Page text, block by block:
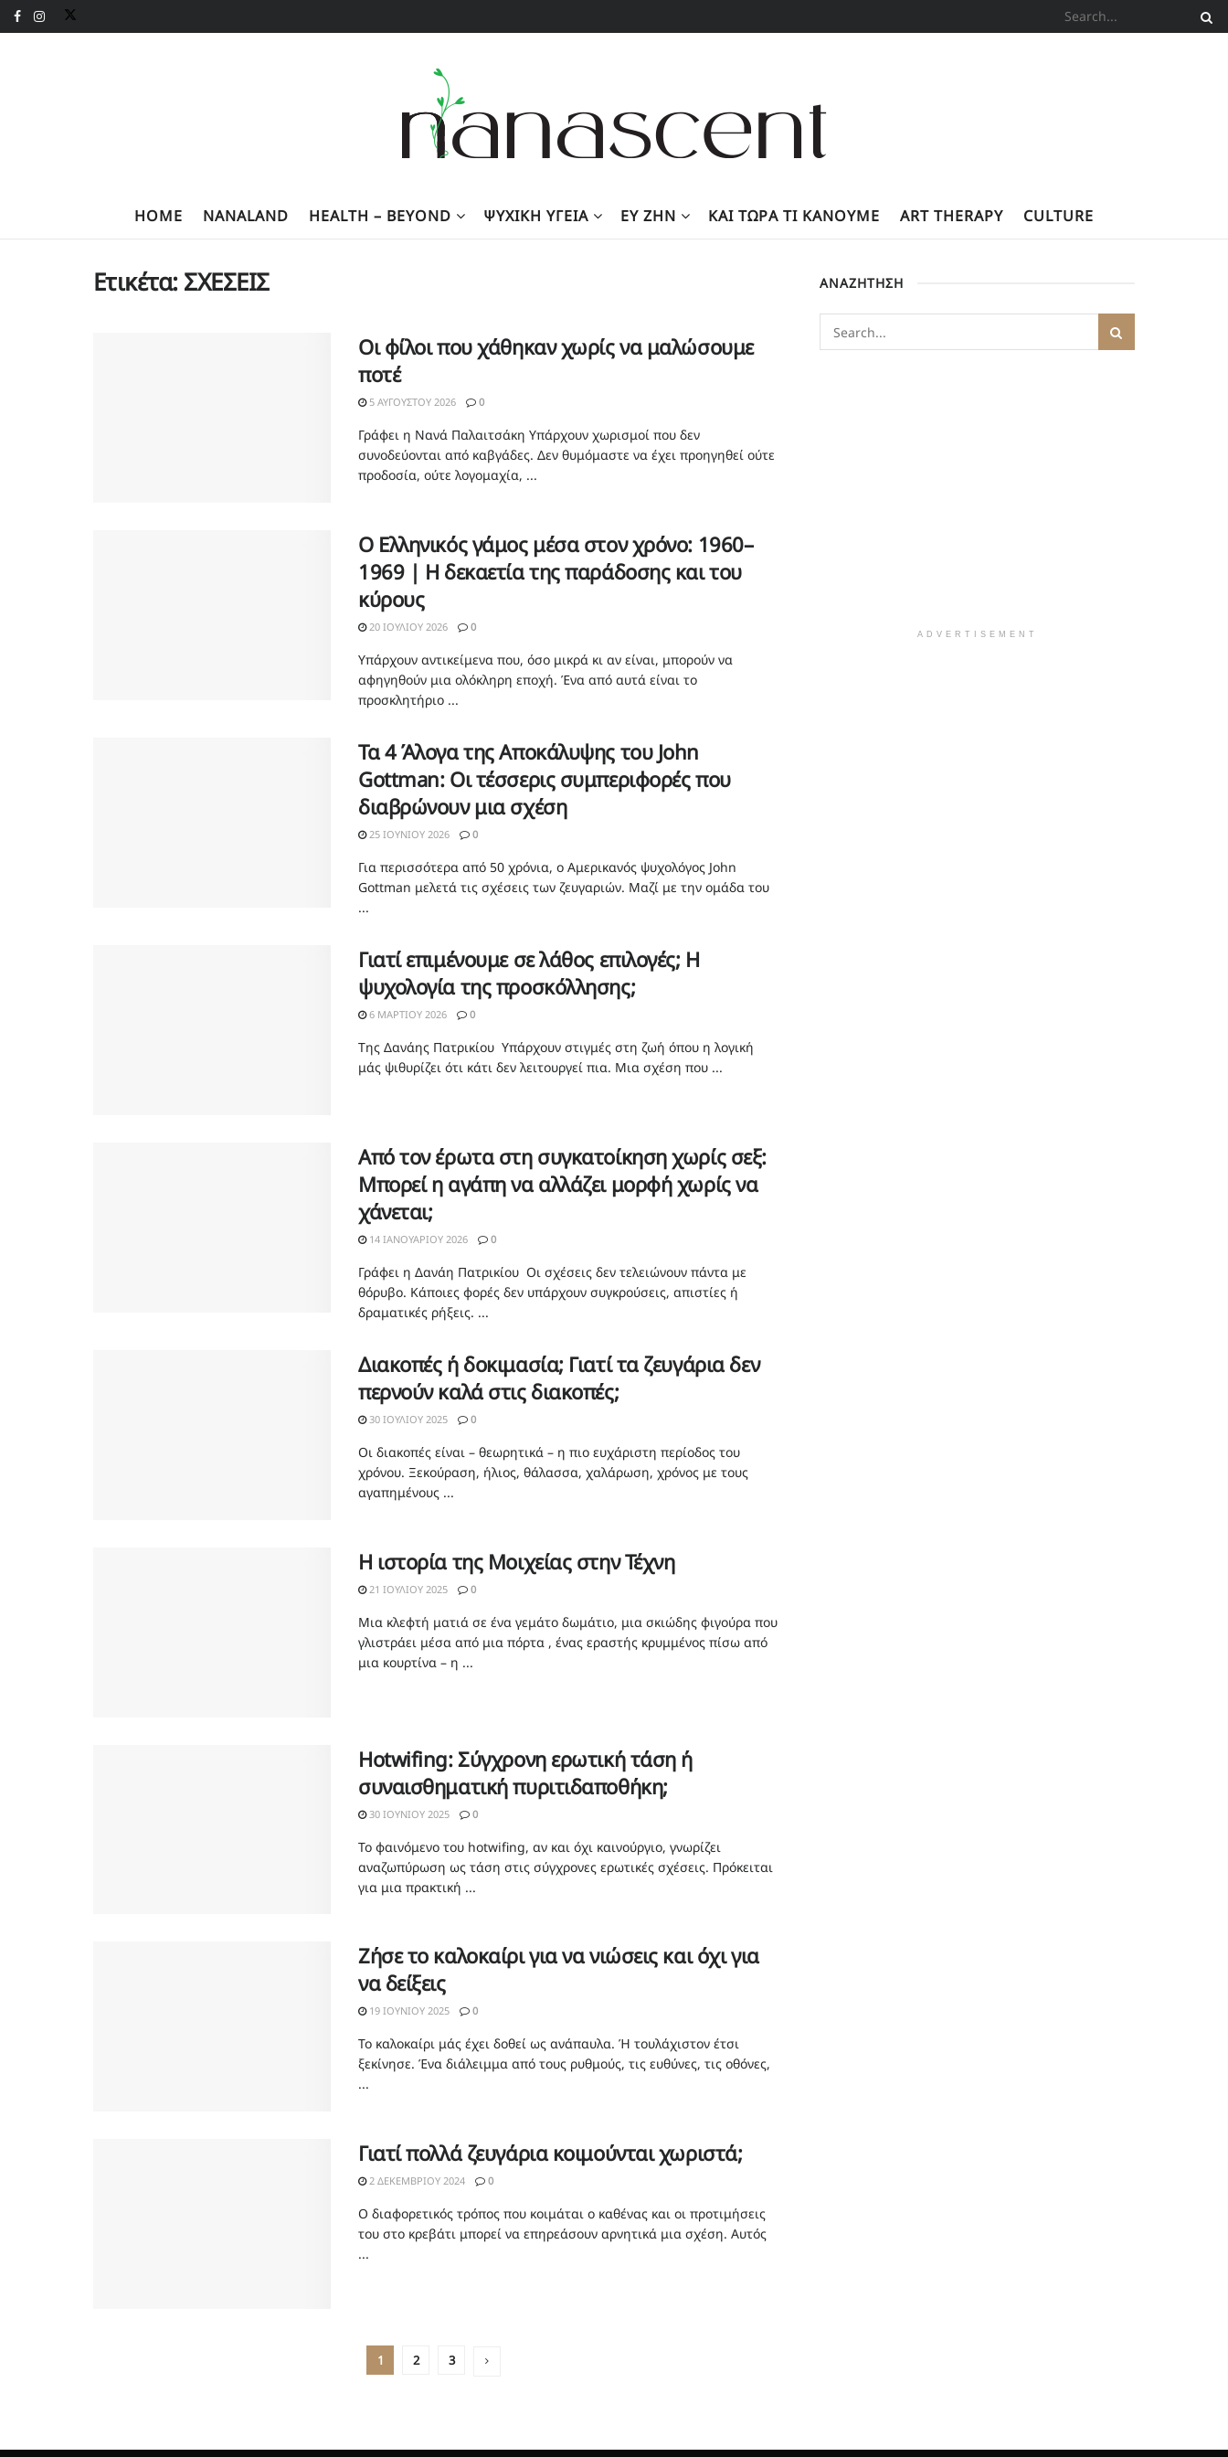
HOME NANALAND HEALTH – BEYOND ΨΥΧΙΚΉ ΥΓΕΊΑ ΕΥ ΖΗΝ KΑΙ ΤΏΡΑ ΤΙ ΚΆΝΟΥΜΕ ART THERAPY CULTURE
Ετικέτα: ΣΧΕΣΕΙΣ
Οι φίλοι που χάθηκαν χωρίς να μαλώσουμε
ποτέ
5 ΑΥΓΟΎΣΤΟΥ 2026 0
Γράφει η Νανά Παλαιτσάκη Υπάρχουν χωρισμοί που δεν
συνοδεύονται από καβγάδες. Δεν θυμόμαστε να έχει προηγηθεί ούτε
προδοσία, ούτε λογομαχία, ...
Ο Ελληνικός γάμος μέσα στον χρόνο: 1960–
1969 | Η δεκαετία της παράδοσης και του
κύρους
20 ΙΟΥΛΊΟΥ 2026 0
Υπάρχουν αντικείμενα που, όσο μικρά κι αν είναι, μπορούν να
αφηγηθούν μια ολόκληρη εποχή. Ένα από αυτά είναι το
προσκλητήριο ...
Τα 4 Άλογα της Αποκάλυψης του John
Gottman: Οι τέσσερις συμπεριφορές που
διαβρώνουν μια σχέση
25 ΙΟΥΝΊΟΥ 2026 0
Για περισσότερα από 50 χρόνια, ο Αμερικανός ψυχολόγος John
Gottman μελετά τις σχέσεις των ζευγαριών. Μαζί με την ομάδα του
...
Γιατί επιμένουμε σε λάθος επιλογές; Η
ψυχολογία της προσκόλλησης;
6 ΜΑΡΤΊΟΥ 2026 0
Της Δανάης Πατρικίου Υπάρχουν στιγμές στη ζωή όπου η λογική
μάς ψιθυρίζει ότι κάτι δεν λειτουργεί πια. Μια σχέση που ...
Από τον έρωτα στη συγκατοίκηση χωρίς σεξ:
Μπορεί η αγάπη να αλλάζει μορφή χωρίς να
χάνεται;
14 ΙΑΝΟΥΑΡΊΟΥ 2026 0
Γράφει η Δανάη Πατρικίου Οι σχέσεις δεν τελειώνουν πάντα με
θόρυβο. Κάποιες φορές δεν υπάρχουν συγκρούσεις, απιστίες ή
δραματικές ρήξεις. ...
Διακοπές ή δοκιμασία; Γιατί τα ζευγάρια δεν
περνούν καλά στις διακοπές;
30 ΙΟΥΛΊΟΥ 2025 0
Οι διακοπές είναι – θεωρητικά – η πιο ευχάριστη περίοδος του
χρόνου. Ξεκούραση, ήλιος, θάλασσα, χαλάρωση, χρόνος με τους
αγαπημένους ...
Η ιστορία της Μοιχείας στην Τέχνη
21 ΙΟΥΛΊΟΥ 2025 0
Μια κλεφτή ματιά σε ένα γεμάτο δωμάτιο, μια σκιώδης φιγούρα που
γλιστράει μέσα από μια πόρτα , ένας εραστής κρυμμένος πίσω από
μια κουρτίνα – η ...
Hotwifing: Σύγχρονη ερωτική τάση ή
συναισθηματική πυριτιδαποθήκη;
30 ΙΟΥΝΊΟΥ 2025 0
Το φαινόμενο του hotwifing, αν και όχι καινούργιο, γνωρίζει
αναζωπύρωση ως τάση στις σύγχρονες ερωτικές σχέσεις. Πρόκειται
για μια πρακτική ...
Ζήσε το καλοκαίρι για να νιώσεις και όχι για
να δείξεις
19 ΙΟΥΝΊΟΥ 2025 0
Το καλοκαίρι μάς έχει δοθεί ως ανάπαυλα. Ή τουλάχιστον έτσι
ξεκίνησε. Ένα διάλειμμα από τους ρυθμούς, τις ευθύνες, τις οθόνες,
...
Γιατί πολλά ζευγάρια κοιμούνται χωριστά;
2 ΔΕΚΕΜΒΡΊΟΥ 2024 0
Ο διαφορετικός τρόπος που κοιμάται ο καθένας και οι προτιμήσεις
του στο κρεβάτι μπορεί να επηρεάσουν αρνητικά μια σχέση. Αυτός
...
1 2 3
ΑΝΑΖΗΤΗΣΗ
ADVERTISEMENT